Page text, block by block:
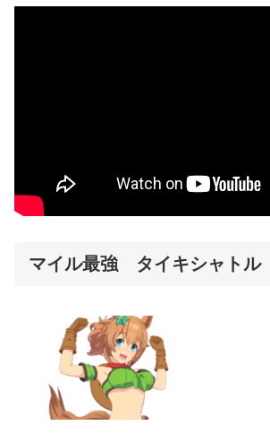
マイル最強 タイキシャトル